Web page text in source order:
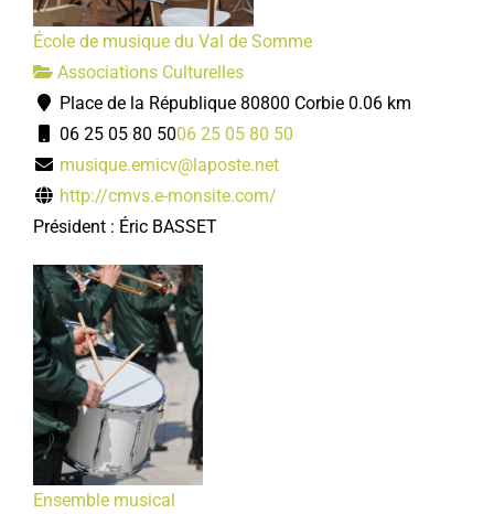
École de musique du Val de Somme
Associations Culturelles
Place de la République 80800 Corbie 0.06 km
06 25 05 80 5006 25 05 80 50
musique.emicv@laposte.net
http://cmvs.e-monsite.com/
Président : Éric BASSET
Ensemble musical